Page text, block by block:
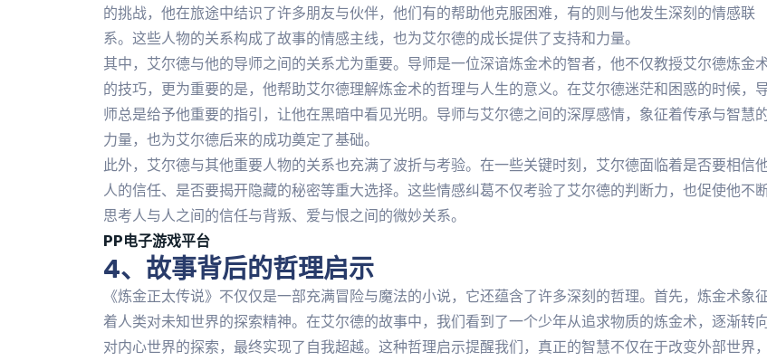
的挑战，他在旅途中结识了许多朋友与伙伴，他们有的帮助他克服困难，有的则与他发生深刻的情感联
系。这些人物的关系构成了故事的情感主线，也为艾尔德的成长提供了支持和力量。
其中，艾尔德与他的导师之间的关系尤为重要。导师是一位深谙炼金术的智者，他不仅教授艾尔德炼金
的技巧，更为重要的是，他帮助艾尔德理解炼金术的哲理与人生的意义。在艾尔德迷茫和困惑的时候，
师总是给予他重要的指引，让他在黑暗中看见光明。导师与艾尔德之间的深厚感情，象征着传承与智慧
力量，也为艾尔德后来的成功奠定了基础。
此外，艾尔德与其他重要人物的关系也充满了波折与考验。在一些关键时刻，艾尔德面临着是否要相信
人的信任、是否要揭开隐藏的秘密等重大选择。这些情感纠葛不仅考验了艾尔德的判断力，也促使他不
思考人与人之间的信任与背叛、爱与恨之间的微妙关系。
PP电子游戏平台
4、故事背后的哲理启示
《炼金正太传说》不仅仅是一部充满冒险与魔法的小说，它还蕴含了许多深刻的哲理。首先，炼金术象
着人类对未知世界的探索精神。在艾尔德的故事中，我们看到了一个少年从追求物质的炼金术，逐渐转
对内心世界的探索，最终实现了自我超越。这种哲理启示提醒我们，真正的智慧不仅在于改变外部世界，